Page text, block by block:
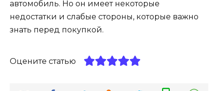
автомобиль. Но он имеет некоторые
недостатки и слабые стороны, которые важно
знать перед покупкой.
Оцените статью